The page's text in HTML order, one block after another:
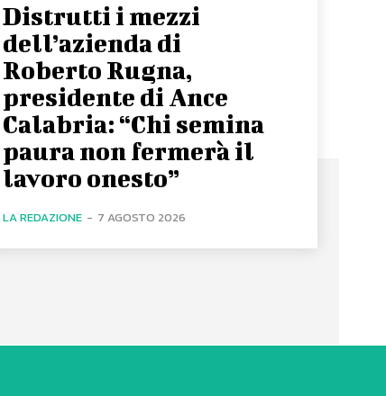
Distrutti i mezzi
dell’azienda di
Roberto Rugna,
presidente di Ance
Calabria: “Chi semina
paura non fermerà il
lavoro onesto”
LA REDAZIONE - 7 AGOSTO 2026